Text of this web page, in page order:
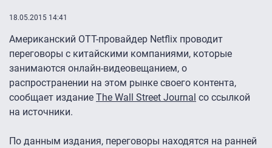
18.05.2015 14:41
Американский OTT-провайдер Netflix проводит
переговоры с китайскими компаниями, которые
занимаются онлайн-видеовещанием, о
распространении на этом рынке своего контента,
сообщает издание The Wall Street Journal со ссылкой
на источники.
По данным издания, переговоры находятся на ранней